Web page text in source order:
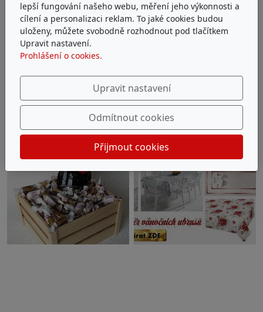
lepší fungování našeho webu, měření jeho výkonnosti a
cílení a personalizaci reklam. To jaké cookies budou
uloženy, můžete svobodně rozhodnout pod tlačítkem
Upravit nastavení.
Prohlášení o cookies.
Upravit nastavení
Odmítnout cookies
Přijmout cookies